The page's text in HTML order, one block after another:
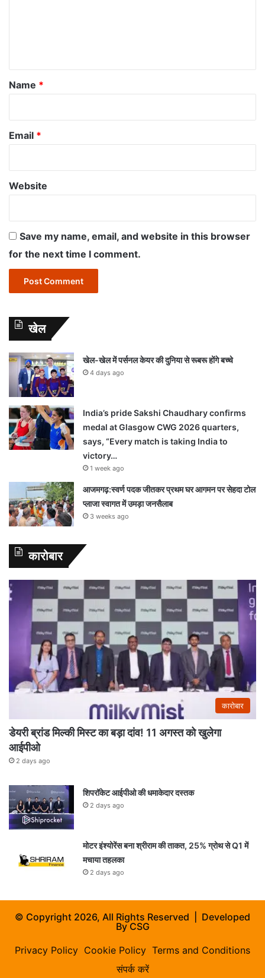
*
Name *
Email *
Website
Save my name, email, and website in this browser
for the next time I comment.
खेल
खेल-खेल में पर्सनल केयर की दुनिया से रूबरू होंगे बच्चे
4 days ago
India’s pride Sakshi Chaudhary confirms
medal at Glasgow CWG 2026 quarters,
says, “Every match is taking India to
victory…
1 week ago
आजमगढ़:स्वर्ण पदक जीतकर प्रथम घर आगमन पर सेहदा टोल
प्लाजा स्वागत में उमड़ा जनसैलाब
3 weeks ago
कारोबार
कारोबार
डेयरी ब्रांड मिल्की मिस्ट का बड़ा दांव! 11 अगस्त को खुलेगा
आईपीओ
2 days ago
शिपरॉकेट आईपीओ की धमाकेदार दस्तक
2 days ago
मोटर इंश्योरेंस बना श्रीराम की ताकत, 25% ग्रोथ से Q1 में
मचाया तहलका
2 days ago
© Copyright 2026, All Rights Reserved | Developed
ByCSG
Privacy Policy Cookie Policy Terms and Conditions
संपर्क करें